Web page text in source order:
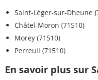
Saint-Léger-sur-Dheune
Châtel-Moron (71510)
Morey (71510)
Perreuil (71510)
En savoir plus sur